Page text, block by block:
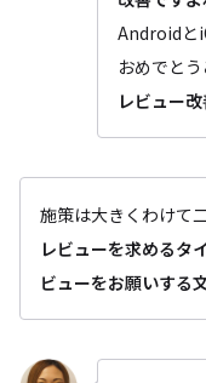
Androidと
おめでと
レビュー
施策は大きくわけて
レビューを求めるタ
ビューをお願いする